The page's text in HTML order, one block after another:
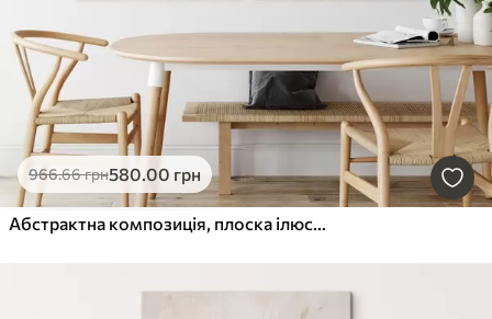
966.66грн580.00 грн
Абстрактна композиція, плоска ілюстрація